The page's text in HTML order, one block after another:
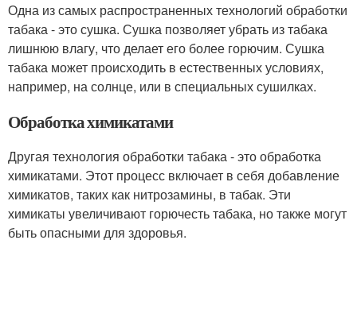
Одна из самых распространенных технологий обработки
табака - это сушка. Сушка позволяет убрать из табака
лишнюю влагу, что делает его более горючим. Сушка
табака может происходить в естественных условиях,
например, на солнце, или в специальных сушилках.
Обработка химикатами
Другая технология обработки табака - это обработка
химикатами. Этот процесс включает в себя добавление
химикатов, таких как нитрозамины, в табак. Эти
химикаты увеличивают горючесть табака, но также могут
быть опасными для здоровья.